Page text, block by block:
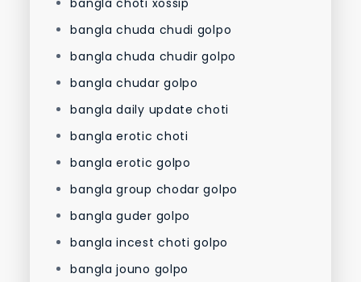
bangla choti xossip
bangla chuda chudi golpo
bangla chuda chudir golpo
bangla chudar golpo
bangla daily update choti
bangla erotic choti
bangla erotic golpo
bangla group chodar golpo
bangla guder golpo
bangla incest choti golpo
bangla jouno golpo